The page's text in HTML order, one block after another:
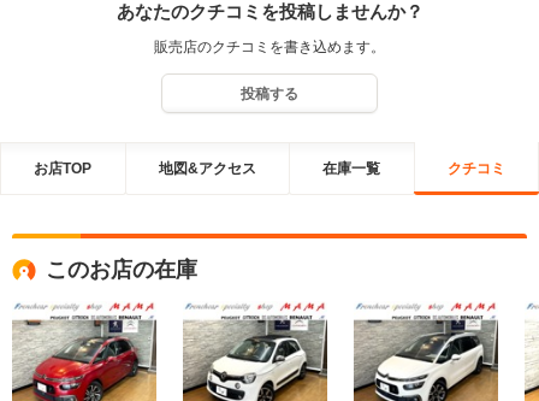
上げます。あなたのクチコミを投稿しませんか？
販売店のクチコミを書き込めます。
投稿する
お店TOP 地図&アクセス 在庫一覧 クチコミ
このお店の在庫